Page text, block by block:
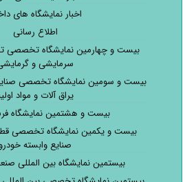
اخبار نمایشگاه های
اطلاع رسانی
بیست و چهارمین نمایشگاه تخصصی
سرمایشی و
بیست و سومین نمایشگاه تخصصی
یراق آلات و مواد
بیست و هشتمین نمایشگاه
بیست و یکمین نمایشگاه تخصصی
صنایع وابسته خودرو
بیستمین نمایشگاه بین المللی